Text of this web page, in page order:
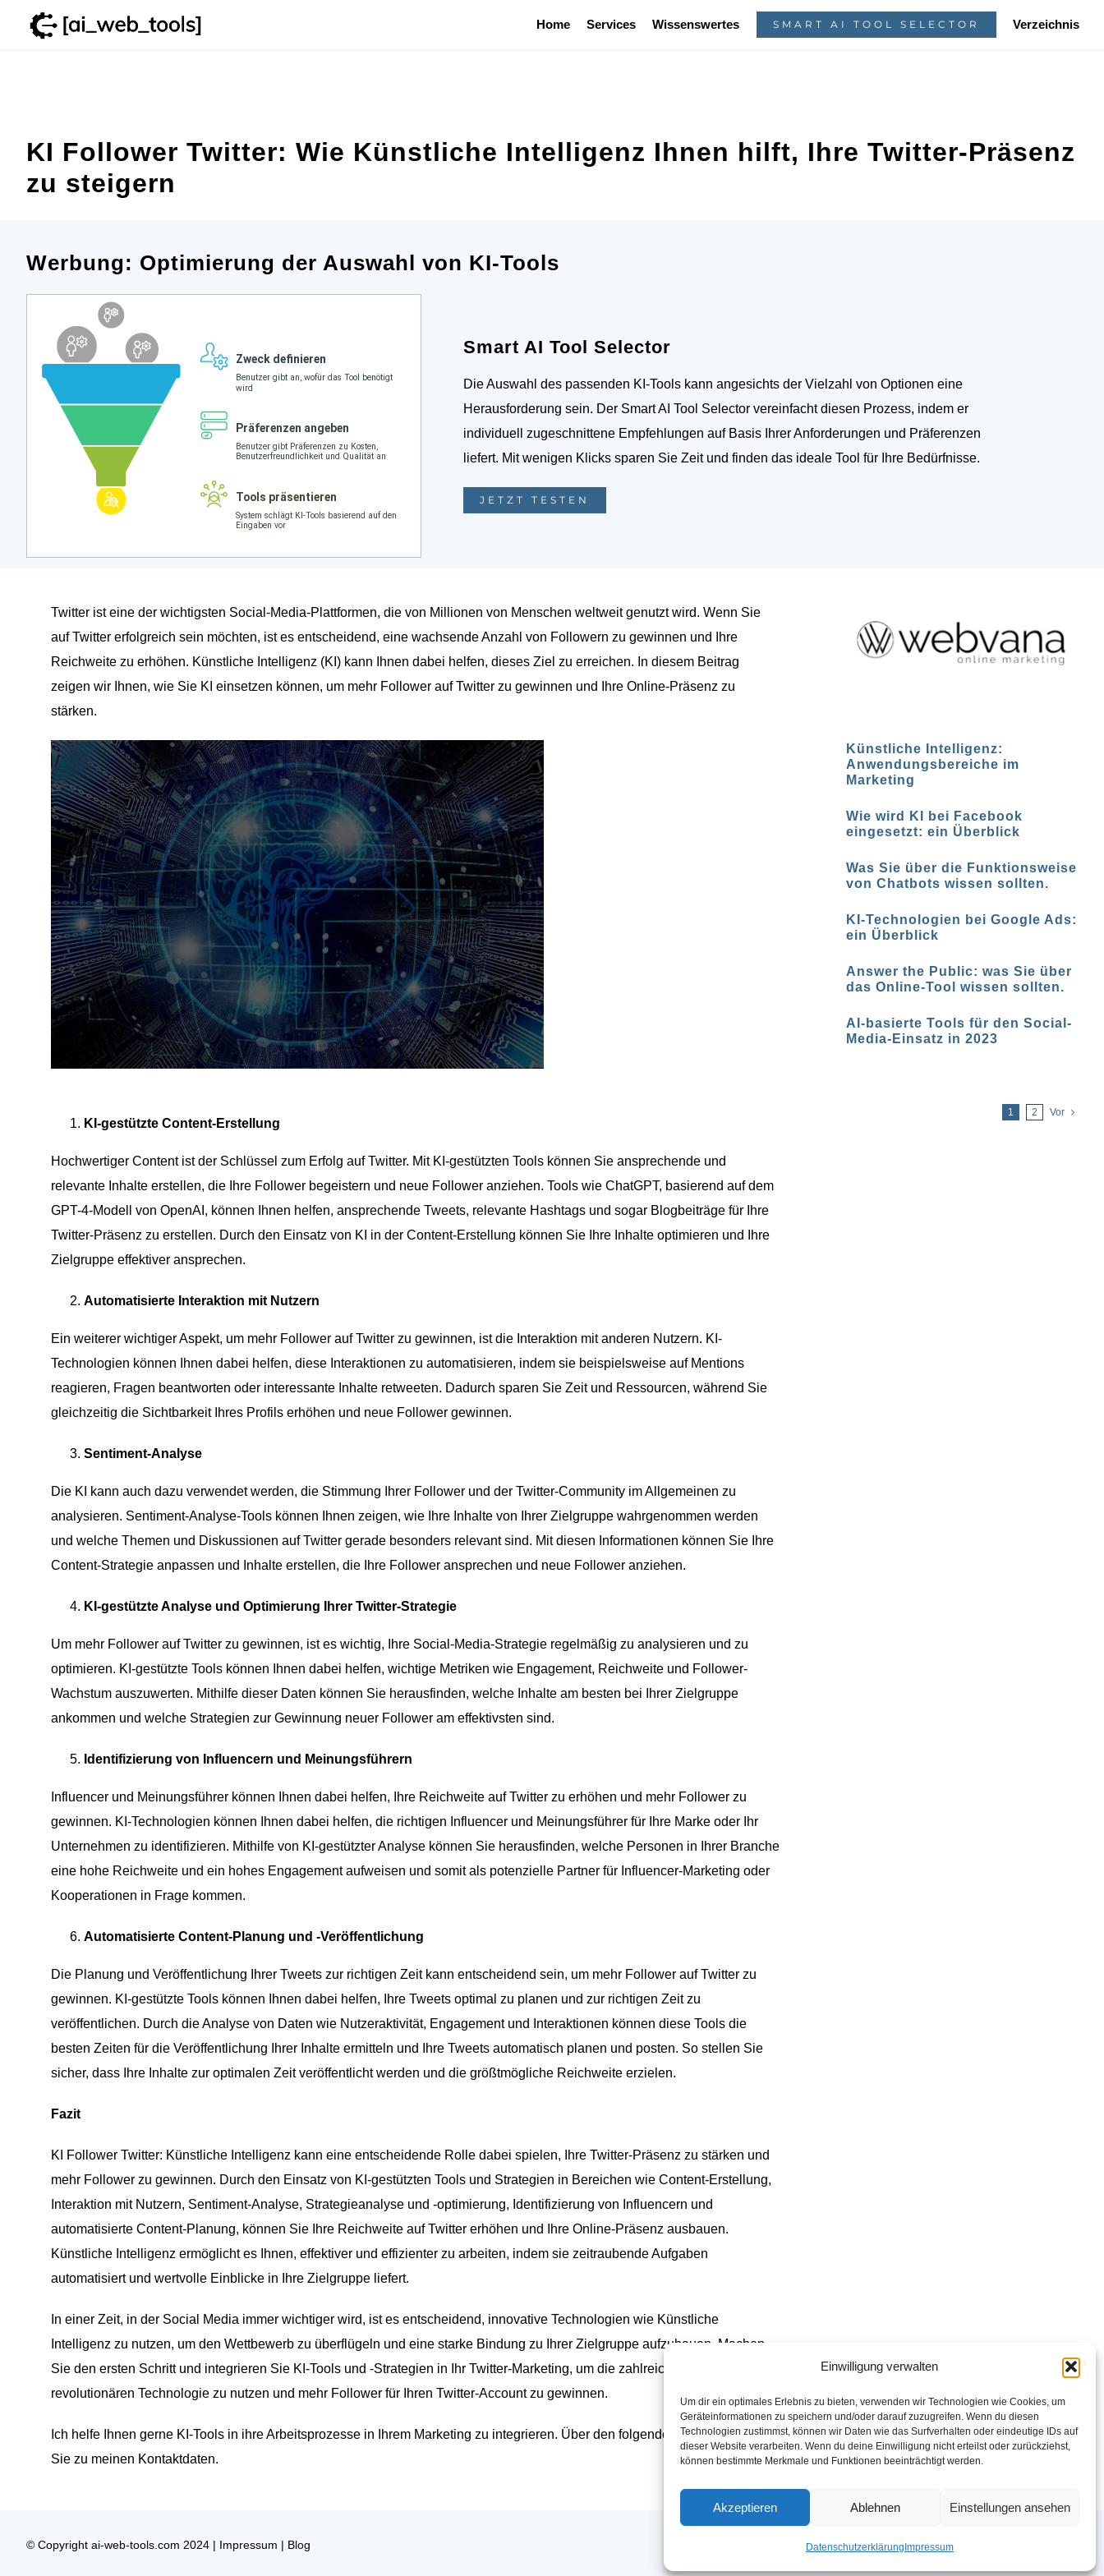
Einwilligung verwalten
Um dir ein optimales Erlebnis zu bieten, verwenden wir Technologien wie Cookies, um
Geräteinformationen zu speichern und/oder darauf zuzugreifen. Wenn du diesen
Technologien zustimmst, können wir Daten wie das Surfverhalten oder eindeutige IDs auf
dieser Website verarbeiten. Wenn du deine Einwilligung nicht erteilst oder zurückziehst,
können bestimmte Merkmale und Funktionen beeinträchtigt werden.
Akzeptieren Ablehnen Einstellungen ansehen
Datenschutzerklärung Impressum
Home Services Wissenswertes SMART AI TOOL SELECTOR Verzeichnis
KI Follower Twitter: Wie Künstliche Intelligenz Ihnen hilft, Ihre Twitter-Präsenz
zu steigern
Werbung: Optimierung der Auswahl von KI-Tools
Smart AI Tool Selector
Die Auswahl des passenden KI-Tools kann angesichts der Vielzahl von Optionen eine
Herausforderung sein. Der Smart AI Tool Selector vereinfacht diesen Prozess, indem er
individuell zugeschnittene Empfehlungen auf Basis Ihrer Anforderungen und Präferenzen
liefert. Mit wenigen Klicks sparen Sie Zeit und finden das ideale Tool für Ihre Bedürfnisse.
JETZT TESTEN
Twitter ist eine der wichtigsten Social-Media-Plattformen, die von Millionen von Menschen weltweit genutzt wird. Wenn Sie
auf Twitter erfolgreich sein möchten, ist es entscheidend, eine wachsende Anzahl von Followern zu gewinnen und Ihre
Reichweite zu erhöhen. Künstliche Intelligenz (KI) kann Ihnen dabei helfen, dieses Ziel zu erreichen. In diesem Beitrag
zeigen wir Ihnen, wie Sie KI einsetzen können, um mehr Follower auf Twitter zu gewinnen und Ihre Online-Präsenz zu
stärken.
KI-gestützte Content-Erstellung
Hochwertiger Content ist der Schlüssel zum Erfolg auf Twitter. Mit KI-gestützten Tools können Sie ansprechende und
relevante Inhalte erstellen, die Ihre Follower begeistern und neue Follower anziehen. Tools wie ChatGPT, basierend auf dem
GPT-4-Modell von OpenAI, können Ihnen helfen, ansprechende Tweets, relevante Hashtags und sogar Blogbeiträge für Ihre
Twitter-Präsenz zu erstellen. Durch den Einsatz von KI in der Content-Erstellung können Sie Ihre Inhalte optimieren und Ihre
Zielgruppe effektiver ansprechen.
Automatisierte Interaktion mit Nutzern
Ein weiterer wichtiger Aspekt, um mehr Follower auf Twitter zu gewinnen, ist die Interaktion mit anderen Nutzern. KI-
Technologien können Ihnen dabei helfen, diese Interaktionen zu automatisieren, indem sie beispielsweise auf Mentions
reagieren, Fragen beantworten oder interessante Inhalte retweeten. Dadurch sparen Sie Zeit und Ressourcen, während Sie
gleichzeitig die Sichtbarkeit Ihres Profils erhöhen und neue Follower gewinnen.
Sentiment-Analyse
Die KI kann auch dazu verwendet werden, die Stimmung Ihrer Follower und der Twitter-Community im Allgemeinen zu
analysieren. Sentiment-Analyse-Tools können Ihnen zeigen, wie Ihre Inhalte von Ihrer Zielgruppe wahrgenommen werden
und welche Themen und Diskussionen auf Twitter gerade besonders relevant sind. Mit diesen Informationen können Sie Ihre
Content-Strategie anpassen und Inhalte erstellen, die Ihre Follower ansprechen und neue Follower anziehen.
KI-gestützte Analyse und Optimierung Ihrer Twitter-Strategie
Um mehr Follower auf Twitter zu gewinnen, ist es wichtig, Ihre Social-Media-Strategie regelmäßig zu analysieren und zu
optimieren. KI-gestützte Tools können Ihnen dabei helfen, wichtige Metriken wie Engagement, Reichweite und Follower-
Wachstum auszuwerten. Mithilfe dieser Daten können Sie herausfinden, welche Inhalte am besten bei Ihrer Zielgruppe
ankommen und welche Strategien zur Gewinnung neuer Follower am effektivsten sind.
Identifizierung von Influencern und Meinungsführern
Influencer und Meinungsführer können Ihnen dabei helfen, Ihre Reichweite auf Twitter zu erhöhen und mehr Follower zu
gewinnen. KI-Technologien können Ihnen dabei helfen, die richtigen Influencer und Meinungsführer für Ihre Marke oder Ihr
Unternehmen zu identifizieren. Mithilfe von KI-gestützter Analyse können Sie herausfinden, welche Personen in Ihrer Branche
eine hohe Reichweite und ein hohes Engagement aufweisen und somit als potenzielle Partner für Influencer-Marketing oder
Kooperationen in Frage kommen.
Automatisierte Content-Planung und -Veröffentlichung
Die Planung und Veröffentlichung Ihrer Tweets zur richtigen Zeit kann entscheidend sein, um mehr Follower auf Twitter zu
gewinnen. KI-gestützte Tools können Ihnen dabei helfen, Ihre Tweets optimal zu planen und zur richtigen Zeit zu
veröffentlichen. Durch die Analyse von Daten wie Nutzeraktivität, Engagement und Interaktionen können diese Tools die
besten Zeiten für die Veröffentlichung Ihrer Inhalte ermitteln und Ihre Tweets automatisch planen und posten. So stellen Sie
sicher, dass Ihre Inhalte zur optimalen Zeit veröffentlicht werden und die größtmögliche Reichweite erzielen.
Fazit
KI Follower Twitter: Künstliche Intelligenz kann eine entscheidende Rolle dabei spielen, Ihre Twitter-Präsenz zu stärken und
mehr Follower zu gewinnen. Durch den Einsatz von KI-gestützten Tools und Strategien in Bereichen wie Content-Erstellung,
Interaktion mit Nutzern, Sentiment-Analyse, Strategieanalyse und -optimierung, Identifizierung von Influencern und
automatisierte Content-Planung, können Sie Ihre Reichweite auf Twitter erhöhen und Ihre Online-Präsenz ausbauen.
Künstliche Intelligenz ermöglicht es Ihnen, effektiver und effizienter zu arbeiten, indem sie zeitraubende Aufgaben
automatisiert und wertvolle Einblicke in Ihre Zielgruppe liefert.
In einer Zeit, in der Social Media immer wichtiger wird, ist es entscheidend, innovative Technologien wie Künstliche
Intelligenz zu nutzen, um den Wettbewerb zu überflügeln und eine starke Bindung zu Ihrer Zielgruppe aufzubauen. Machen
Sie den ersten Schritt und integrieren Sie KI-Tools und -Strategien in Ihr Twitter-Marketing, um die zahlreichen Vorteile dieser
revolutionären Technologie zu nutzen und mehr Follower für Ihren Twitter-Account zu gewinnen.
Ich helfe Ihnen gerne KI-Tools in ihre Arbeitsprozesse in Ihrem Marketing zu integrieren. Über den folgenden Linkgelangen
Sie zu meinen Kontaktdaten.
Künstliche Intelligenz:
Anwendungsbereiche im
Marketing
Wie wird KI bei Facebook
eingesetzt: ein Überblick
Was Sie über die Funktionsweise
von Chatbots wissen sollten.
KI-Technologien bei Google Ads:
ein Überblick
Answer the Public: was Sie über
das Online-Tool wissen sollten.
AI-basierte Tools für den Social-
Media-Einsatz in 2023
1 2 Vor
© Copyright ai-web-tools.com 2024 | Impressum | Blog